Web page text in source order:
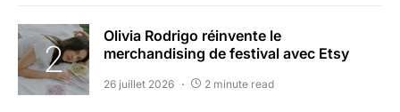
Olivia Rodrigo réinvente le
merchandising de festival avec Etsy
26 juillet 2026 2 minute read